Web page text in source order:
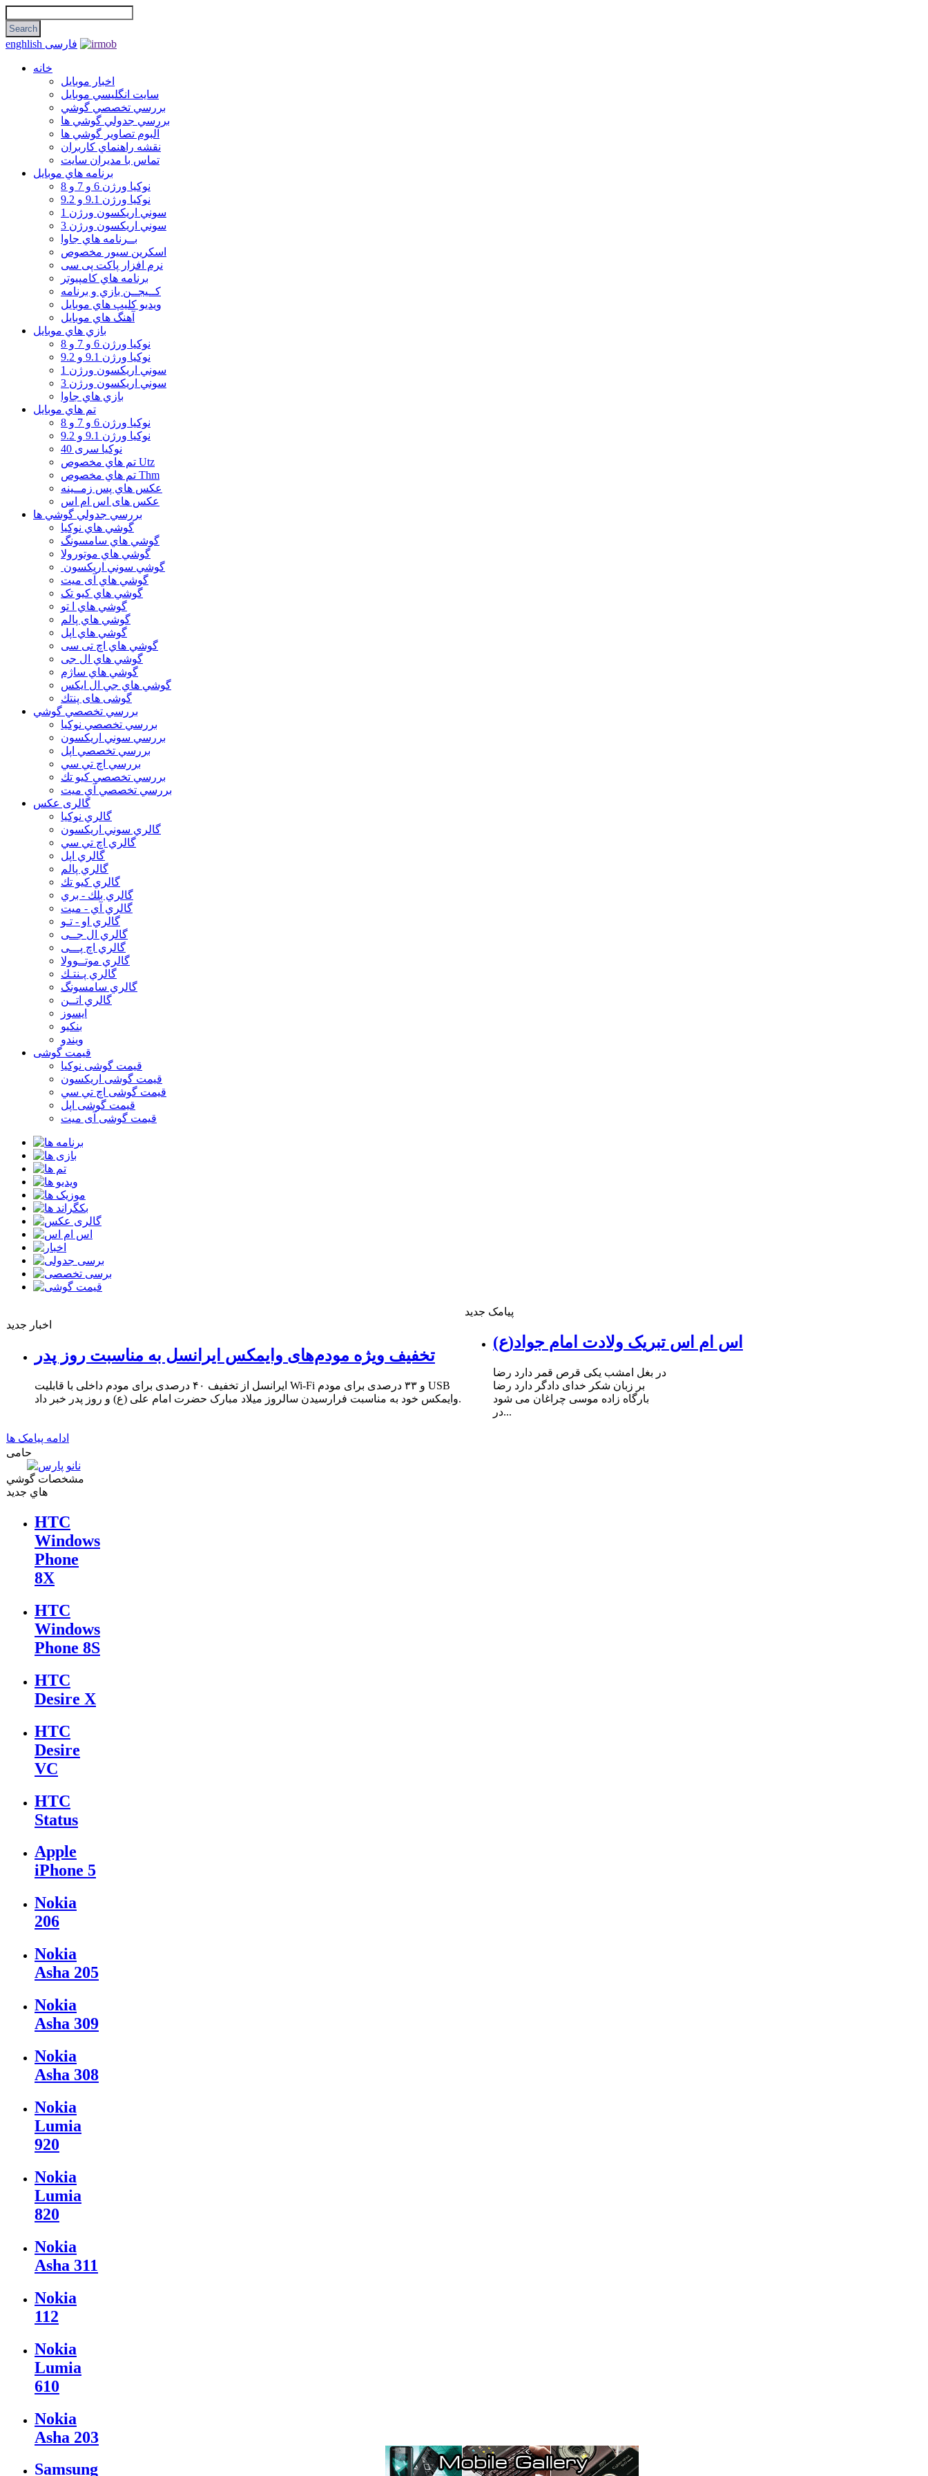
enghlish فارسی
خانه
اخبار موبایل
سايت انگليسي موبايل
بررسي تخصصي گوشي
بررسي جدولي گوشي ها
آلبوم تصاوير گوشي ها
نقشه راهنماي كاربران
تماس با مديران سايت
برنامه هاي موبايل
نوکیا ورژن 6 و 7 و 8
نوکیا ورژن 9.1 و 9.2
سوني اريكسون ورژن 1
سوني اريكسون ورژن 3
بــرنامه هاي جاوا
اسكرين سيور مخصوص
نرم افزار پاکت پی سی
برنامه هاي كامپيوتر
كــيجــن بازي و برنامه
ويديو كليپ هاي موبايل
آهنگ هاي موبايل
بازي هاي موبايل
نوكيا ورژن 6 و 7 و 8
نوكيا ورژن 9.1 و 9.2
سوني اريكسون ورژن 1
سوني اريكسون ورژن 3
بازي هاي جاوا
تم هاي موبايل
نوكيا ورژن 6 و 7 و 8
نوكيا ورژن 9.1 و 9.2
نوکیا سری 40
تم هاي مخصوص Utz
تم هاي مخصوص Thm
عكس هاي پس زمــينه
عكس های اس ام اس
بررسي جدولي گوشي ها
گوشي هاي نوكيا
گوشي هاي سامسونگ
گوشي هاي موتورولا
گوشي سوني اريكسون
گوشي هاي آی میت
گوشي هاي کیو تک
گوشي هاي ا تو
گوشي هاي پالم
گوشي هاي اپل
گوشي هاي اچ تی سی
گوشي هاي ال جی
گوشي هاي ساژم
گوشي هاي جي ال ايكس
گوشی های پنتك
بررسي تخصصي گوشي
بررسي تخصصي نوكيا
بررسي سوني اريكسون
بررسي تخصصي اپل
بررسي اچ تي سي
بررسي تخصصي كيو تك
بررسي تخصصي آي ميت
گالری عکس
گالري نوكيا
گالري سوني اريكسون
گالري اچ تي سي
گالري اپل
گالري پالم
گالري كيو تك
گالري بلك - بري
گالري آي - ميت
گالري او - تـو
گالري ال جــی
گالري اچ پـــی
گالري موتــوولا
گالري پـنتـك
گالري سامسونگ
گالري اتــن
ایسوز
بنکیو
ویندو
قیمت گوشی
قیمت گوشی نوكيا
قیمت گوشی اريكسون
قیمت گوشی اچ تي سي
قیمت گوشی اپل
قیمت گوشی آی میت
اخبار جدید
تخفیف ویژه مودم‌های وایمکس ایرانسل به مناسبت روز پدر
ایرانسل از تخفیف ۴۰ درصدی برای مودم داخلی با قابلیت Wi-Fi و ۳۳ درصدی برای مودم USB
وایمکس خود به مناسبت فرارسیدن سالروز میلاد مبارک حضرت امام علی (ع) و روز پدر خبر داد.
پیامک جدید
اس ام اس تبریک ولادت امام جواد(ع)
در بغل امشب یکى قرص قمر دارد رضا
بر زبان شکر خداى دادگر دارد رضا
بارگاه زاده موسى چراغان مى شود
در...
ادامه پیامک ها
حامی
مشخصات گوشي
هاي جديد
HTC
Windows
Phone
8X
HTC
Windows
Phone 8S
HTC
Desire X
HTC
Desire
VC
HTC
Status
Apple
iPhone 5
Nokia
206
Nokia
Asha 205
Nokia
Asha 309
Nokia
Asha 308
Nokia
Lumia
920
Nokia
Lumia
820
Nokia
Asha 311
Nokia
112
Nokia
Lumia
610
Nokia
Asha 203
Samsung